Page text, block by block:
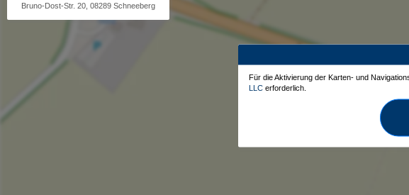
Bruno-Dost-Str. 20, 08289 Schneeberg
Für die Aktivierung der Karten- und
LLC erforderlich.